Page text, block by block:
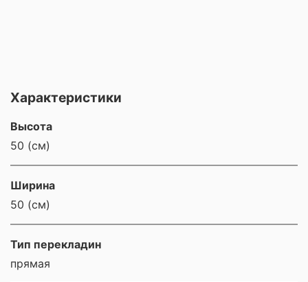
Характеристики
Высота
50 (см)
Ширина
50 (см)
Тип перекладин
прямая